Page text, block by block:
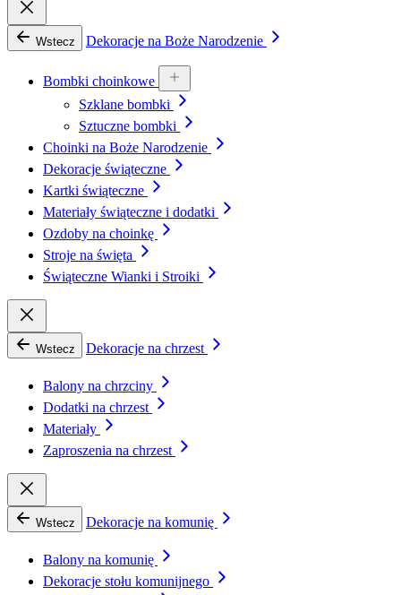
Wstecz Dekoracje na Boże Narodzenie
Bombki choinkowe
Szklane bombki
Sztuczne bombki
Choinki na Boże Narodzenie
Dekoracje świąteczne
Kartki świąteczne
Materiały świąteczne i dodatki
Ozdoby na choinkę
Stroje na święta
Świąteczne Wianki i Stroiki
Wstecz Dekoracje na chrzest
Balony na chrzciny
Dodatki na chrzest
Materiały
Zaproszenia na chrzest
Wstecz Dekoracje na komunię
Balony na komunię
Dekoracje stołu komunijnego